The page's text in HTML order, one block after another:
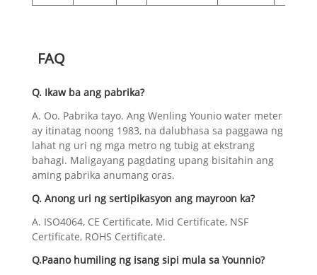
FAQ
Q. Ikaw ba ang pabrika?
A. Oo. Pabrika tayo. Ang Wenling Younio water meter
ay itinatag noong 1983, na dalubhasa sa paggawa ng
lahat ng uri ng mga metro ng tubig at ekstrang
bahagi. Maligayang pagdating upang bisitahin ang
aming pabrika anumang oras.
Q. Anong uri ng sertipikasyon ang mayroon ka?
A. ISO4064, CE Certificate, Mid Certificate, NSF
Certificate, ROHS Certificate.
Q.Paano humiling ng isang sipi mula sa Younnio?